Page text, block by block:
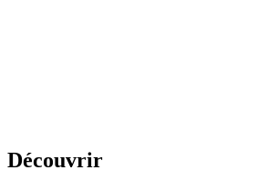
Découvrir